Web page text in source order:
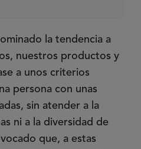
la tendencia a
nuestros productos y
a unos criterios
persona con unas
sin atender a la
ni a la diversidad de
que, a estas